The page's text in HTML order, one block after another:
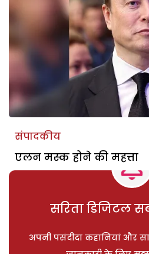
संपादकीय
एलन मस्क होने की महत्ता
सरिता डिजिटल
अपनी पसंदीदा कहानियां और